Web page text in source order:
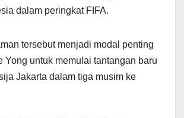
dalam peringkat FIFA.
tersebut menjadi modal penting
Yong untuk memulai tantangan baru
Jakarta dalam tiga musim ke